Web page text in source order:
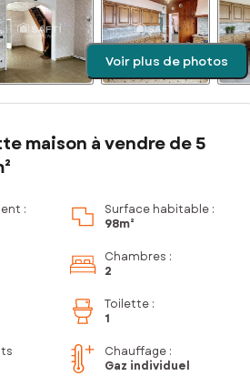
Voir plus de photos
maison à vendre de 5
:
Surface habitable :
98m²
Chambres :
2
Toilette :
1
Chauffage :
Gaz individuel